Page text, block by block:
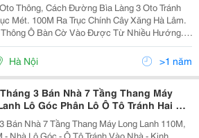
Thông, Cách Đường Bìa Làng 3 Oto Tránh
Mét. 100M Ra Trục Chính Cây Xăng Hà Lâm.
Ô Bàn Cờ Vào Được Từ Nhiều Hướng. +
Bán Kính 300M Đầy Đủ Tiện Ích Trường
~ 4Km Ra Trung Tâm Thị Trấn, Các Khu Công...
Hà Nội >1 năm
3 Bán Nhà 7 Tầng Thang Máy
Lô Góc Phân Lô Ô Tô Tránh Hai Bà
Bán Nhà 7 Tầng Thang Máy Long Lanh 110M,
- Nhà Lô Góc - Ô Tô Tránh Vào Nhà - Kinh